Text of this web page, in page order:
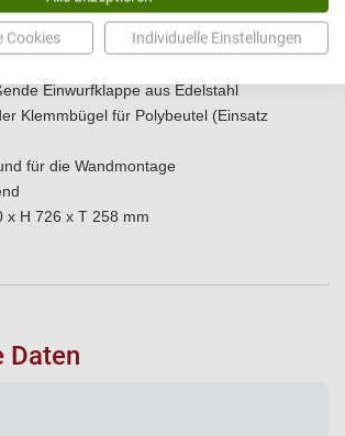
60 Liter
weiß (RAL 9016) beschichtetem Stahlblech
Einwurfklappe aus Edelstahl
Klemmbügel für Polybeutel (Einsatz
für die Wandmontage
x H 726 x T 258 mm
Daten
Cookies Individuelle Einstellungen